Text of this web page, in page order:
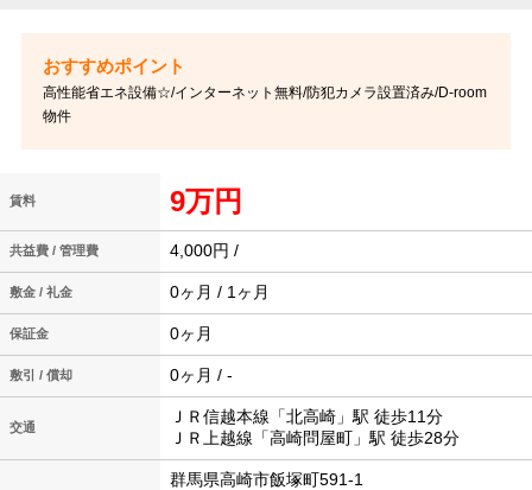
高性能省エネ設備☆/インターネット無料/防犯カメラ設置済み/D-room
物件
賃料 9万円
共益費 / 管理費 4,000円 /
敷金 / 礼金 0ヶ月 / 1ヶ月
保証金 0ヶ月
敷引 / 償却 0ヶ月 / -
交通
ＪＲ信越本線「北高崎」駅 徒歩11分
ＪＲ上越線「高崎問屋町」駅 徒歩28分
群馬県高崎市飯塚町591-1